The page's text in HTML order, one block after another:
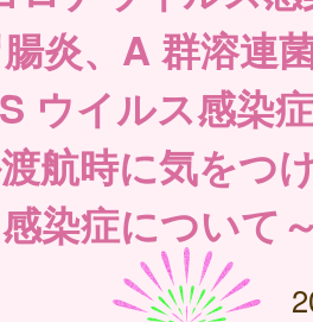
炎、A 群溶連
ウイルス感染
航時に気をつ
感染症について